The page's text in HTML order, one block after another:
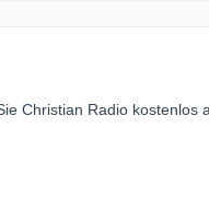
Christian Radio kostenlos